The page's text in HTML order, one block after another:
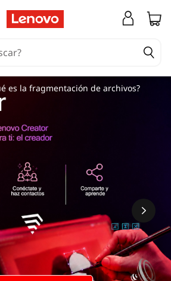
es la fragmentación de archivos?